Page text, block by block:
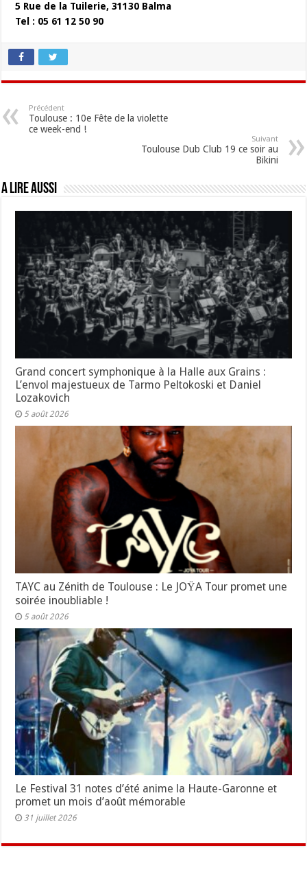
5 Rue de la Tuilerie, 31130 Balma
Tel : 05 61 12 50 90
Précédent
Toulouse : 10e Fête de la violette
ce week-end !
Suivant
Toulouse Dub Club 19 ce soir au
Bikini
A lire aussi
Grand concert symphonique à la Halle aux Grains :
L’envol majestueux de Tarmo Peltokoski et Daniel
Lozakovich
5 août 2026
TAYC au Zénith de Toulouse : Le JOŸA Tour promet une
soirée inoubliable !
5 août 2026
Le Festival 31 notes d’été anime la Haute-Garonne et
promet un mois d’août mémorable
31 juillet 2026